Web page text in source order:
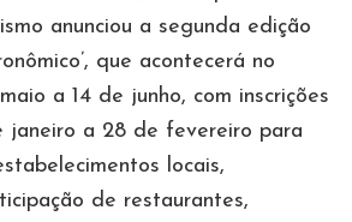
anunciou a segunda edição
que acontecerá no
a 14 de junho, com inscrições
janeiro a 28 de fevereiro para
locais,
de restaurantes,